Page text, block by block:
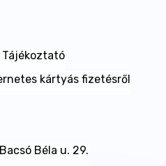
Tájékoztató
kártyás fizetésről
Béla u. 29.